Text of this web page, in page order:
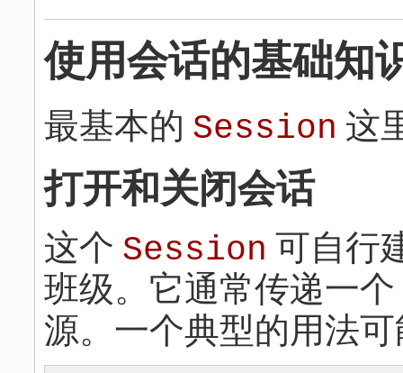
使用会话的基础知
最基本的 Session 这
打开和关闭会话
这个 Session 可自行
班级。它通常传递一个
源。一个典型的用法